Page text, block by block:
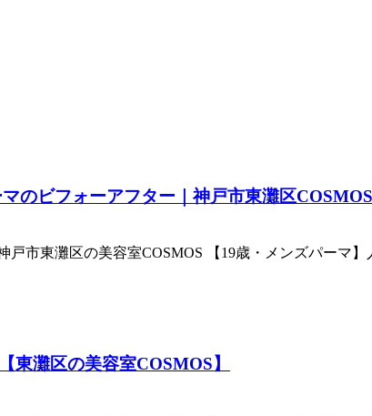
のビフォーアフター｜神戸市東灘区COSMOS
市東灘区の美容室COSMOS 【19歳・メンズパーマ
灘区の美容室COSMOS】